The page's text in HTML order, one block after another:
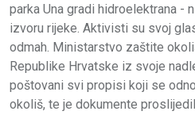
parka Una gradi hidroelektrana -
izvoru rijeke. Aktivisti su svoj
odmah. Ministarstvo zaštite
Republike Hrvatske iz svoje
poštovani svi propisi koji se
okoliš, te je dokumente